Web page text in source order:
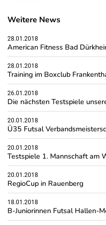
Weitere News
28.01.2018
American Fitness Bad
28.01.2018
Training im Boxclub
26.01.2018
Die nächsten Testspiele
20.01.2018
Ü35 Futsal
20.01.2018
Testspiele 1. Mannschaft am
20.01.2018
RegioCup in Rauenberg
18.01.2018
B-Juniorinnen Futsal Hallen-